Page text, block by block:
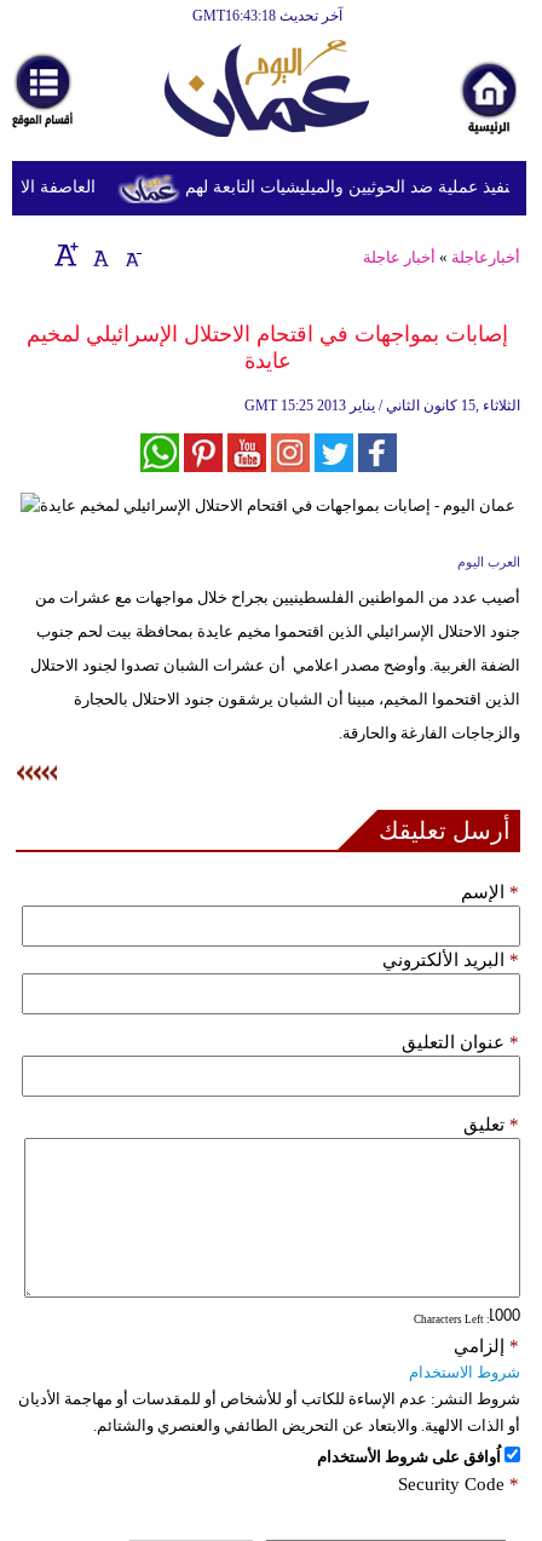
آخر تحديث GMT16:43:18
أخبارعاجلة
رياضة
ثقافة
إقتصاد
وموسيقى
سياحة
ديكور
أخبار
تعليم
وتكنولوجيا
مدوَّنات
العاصفة عملية ضد الحوثيين والميليشيات التابعة لهم
أخبارعاجلة » أخبار عاجلة
إصابات بمواجهات في اقتحام الاحتلال الإسرائيلي لمخيم
عايدة
GMT 15:25 2013 الثلاثاء ,15 كانون الثاني / يناير
العرب اليوم
أصيب عدد من المواطنين الفلسطينيين بجراح خلال مواجهات مع عشرات من
جنود الاحتلال الإسرائيلي الذين اقتحموا مخيم عايدة بمحافظة بيت لحم جنوب
الضفة الغربية. وأوضح مصدر اعلامي أن عشرات الشبان تصدوا لجنود الاحتلال
الذين اقتحموا المخيم، مبينا أن الشبان يرشقون جنود الاحتلال بالحجارة
والزجاجات الفارغة والحارقة.
أرسل تعليقك
الإسم *
البريد الألكتروني *
عنوان التعليق *
تعليق *
: Characters Left
إلزامي *
شروط الاستخدام
شروط النشر: عدم الإساءة للكاتب أو للأشخاص أو للمقدسات أو مهاجمة الأديان
أو الذات الالهية. والابتعاد عن التحريض الطائفي والعنصري والشتائم.
اُوافق على شروط الأستخدام
Security Code *